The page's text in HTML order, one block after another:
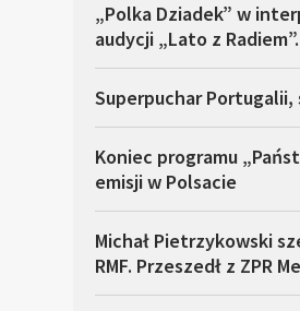
„Polka Dziadek” w
audycji „Lato z
Superpuchar
Koniec programu
emisji w Polsacie
Michał Pietrzykowski
RMF. Przeszedł z ZPR